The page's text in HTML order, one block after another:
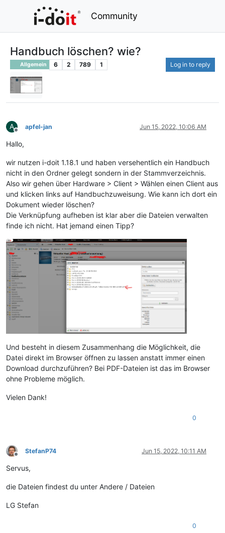
Community
Handbuch löschen? wie?
Allgemein 6 2 789 1 Log in to reply
A
Offline
apfel-jan Jun 15, 2022, 10:06 AM
Hallo,
wir nutzen i-doit 1.18.1 und haben versehentlich ein Handbuch
nicht in den Ordner gelegt sondern in der Stammverzeichnis.
Also wir gehen über Hardware > Client > Wählen einen Client aus
und klicken links auf Handbuchzuweisung. Wie kann ich dort ein
Dokument wieder löschen?
Die Verknüpfung aufheben ist klar aber die Dateien verwalten
finde ich nicht. Hat jemand einen Tipp?
Und besteht in diesem Zusammenhang die Möglichkeit, die
Datei direkt im Browser öffnen zu lassen anstatt immer einen
Download durchzuführen? Bei PDF-Dateien ist das im Browser
ohne Probleme möglich.
Vielen Dank!
0
Offline
StefanP74 Jun 15, 2022, 10:11 AM
Servus,
die Dateien findest du unter Andere / Dateien
LG Stefan
0